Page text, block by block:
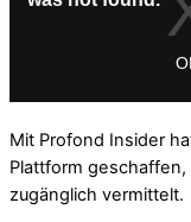
Mit Profond Insider
Plattform geschaffen,
zugänglich vermittelt.